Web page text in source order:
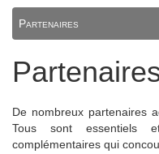
Partenaires
De nombreux partenaires
Tous sont essentiels
complémentaires qui